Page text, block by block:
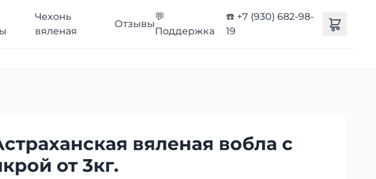
Чехонь
вяленая
Отзывы
💬
Поддержка
☎️ +7 (930) 682-98-
19
вяленая вобла с
от 3кг.